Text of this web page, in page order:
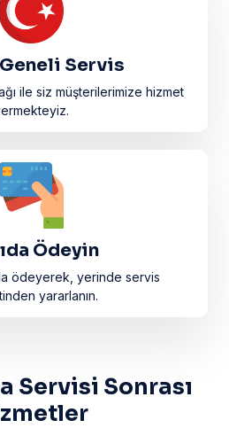
Servis
ile siz müşterilerimize hizmet
Ödeyin
ödeyerek, yerinde servis
yararlanın.
Servisi Sonrası